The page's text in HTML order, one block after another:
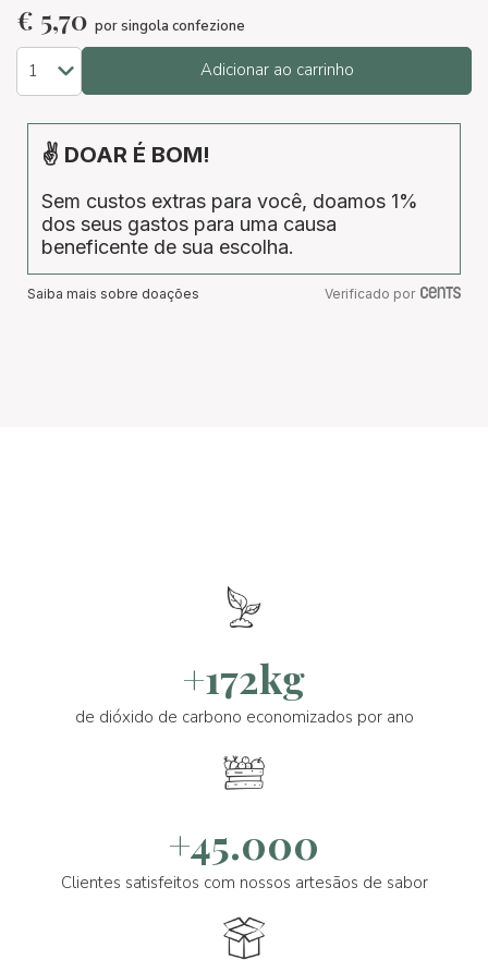
€ 5,70 por singola confezione
Adicionar ao carrinho
✌ DOAR É BOM!
Sem custos extras para você, doamos 1%
dos seus gastos para uma causa
beneficente de sua escolha.
Saiba mais sobre doações Verificado por
+172kg
de dióxido de carbono economizados por ano
+45.000
Clientes satisfeitos com nossos artesãos de sabor